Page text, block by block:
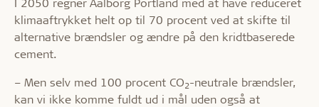
klimaaftrykket helt op til 70 procent ved at skifte til
alternative brændsler og ændre på den kridtbaserede
cement.
– Men selv med 100 procent CO2-neutrale brændsler,
kan vi ikke komme fuldt ud i mål uden også at